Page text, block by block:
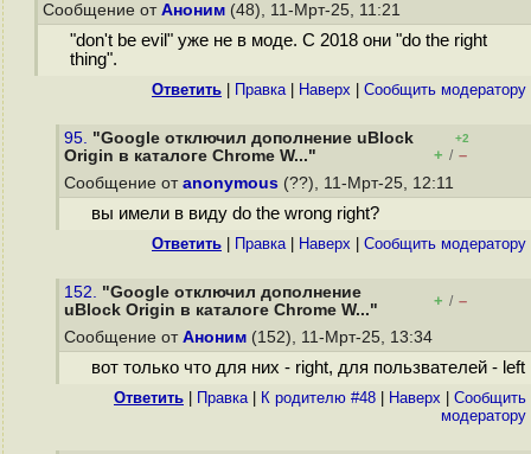
Сообщение от Аноним (48), 11-Мрт-25, 11:21
"don't be evil" уже не в моде. С 2018 они "do the right
thing".
Ответить Правка| Наверх Cообщить модератору
95. "Google отключил дополнение uBlock
Origin в каталоге Chrome W..."
+2
+ / –
Сообщение от anonymous (??), 11-Мрт-25, 12:11
вы имели в виду do the wrong right?
Ответить Правка| Наверх Cообщить модератору
152. "Google отключил дополнение
uBlock Origin в каталоге Chrome W..."
+ / –
Сообщение от Аноним (152), 11-Мрт-25, 13:34
вот только что для них - right, для пользвателей - left
Ответить Правка| К родителю #48 Наверх
Cообщить
модератору